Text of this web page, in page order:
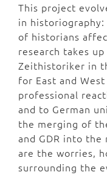
This project
in historiography:
of historians
research takes
Zeithistoriker in
for East and
professional
and to German
the merging of
and GDR into
are the worries,
surrounding the